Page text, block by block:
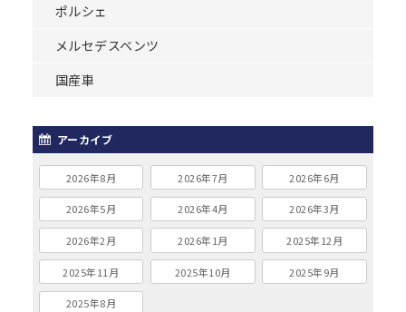
ポルシェ
メルセデスベンツ
国産車
アーカイブ
2026年8月 2026年7月 2026年6月
2026年5月 2026年4月 2026年3月
2026年2月 2026年1月 2025年12月
2025年11月 2025年10月 2025年9月
2025年8月